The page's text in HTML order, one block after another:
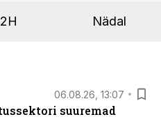
Nädal
06.08.26, 13:07
suuremad